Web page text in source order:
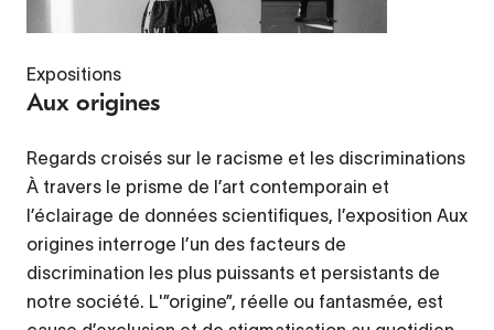
Aux origines
Expositions
Regards croisés sur le racisme et les discriminations
À travers le prisme de l’art contemporain et
l’éclairage de données scientifiques, l’exposition Aux
origines interroge l’un des facteurs de
discrimination les plus puissants et persistants de
notre société. L'”origine”, réelle ou fantasmée, est